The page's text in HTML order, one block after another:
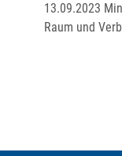
13.09.2023
Raum und